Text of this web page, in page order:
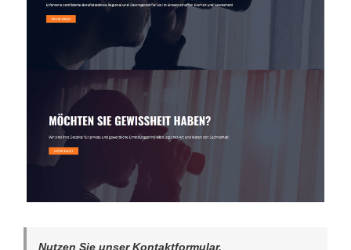
Nutzen Sie unser Kontaktformular.